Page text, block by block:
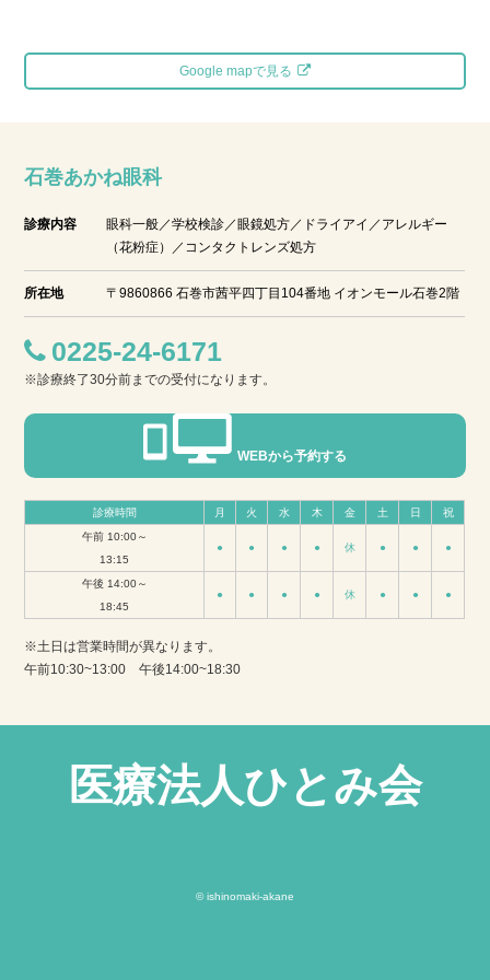
Google mapで見る
石巻あかね眼科
診療内容
眼科一般／学校検診／眼鏡処方／ドライアイ／アレルギー
（花粉症）／コンタクトレンズ処方
所在地 〒9860866 石巻市茜平四丁目104番地 イオンモール石巻2階
0225-24-6171
※診療終了30分前までの受付になります。
WEBから予約する
診療時間 月 火 水 木 金 土 日
祝
午前 10:00～
13:15
● ● ● ● 休 ● ● ●
午後 14:00～
18:45
● ● ● ● 休 ● ● ●
※土日は営業時間が異なります。
午前10:30~13:00 午後14:00~18:30
医療法人ひとみ会
© ishinomaki-akane